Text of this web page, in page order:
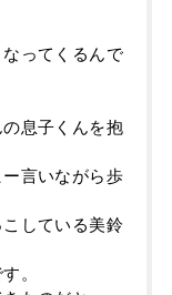
ってくるんで
息子くんを抱
言いながら歩
している美鈴
。